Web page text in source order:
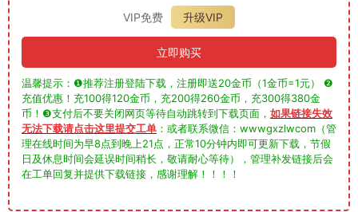
VIP免费
升级VIP
立即购买
温馨提示：❶推荐注册登陆下载，注册即送20金币（1金币=1元） ❷
充值优惠！充100得120金币，充200得260金币，充300得380金
币！❸支付后不要关闭网页等待自动跳转到下载页面， 如果链接失效
无法下载请点击这里提交工单 ：或者联系微信：wwwgxzlwcom（管
理在线时间为早8点到晚上21点，正常10分钟内即可更新下载，节假
日及休息时间会延误时间稍长，敬请耐心等待），管理补发链接后会
在工单回复并提供下载链接，感谢理解！！！！